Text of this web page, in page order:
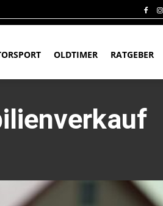
OLDTIMER RATGEBER